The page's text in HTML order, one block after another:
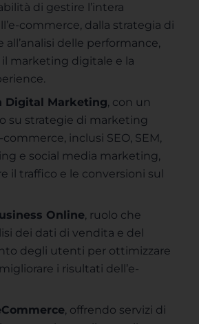
di gestire l’intera
commerce, dalla strategia di
delle performance,
il marketing digitale e la
Digital Marketing, con un
su strategie di marketing
commerce, inclusi SEO, SEM,
e social media marketing,
il traffico e le conversioni sul
Online, ruolo che
dei dati di vendita e del
degli utenti per ottimizzare
i risultati dell’e-
, offrendo servizi di